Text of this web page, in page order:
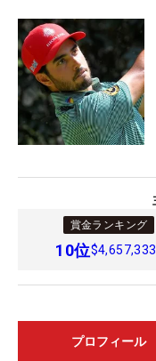
賞金ランキング
10位$4,657,333
プロフィール